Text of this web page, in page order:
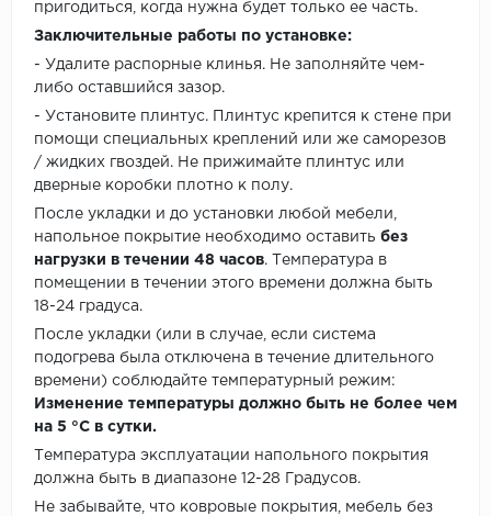
пригодиться, когда нужна будет только ее часть.
Заключительные работы по установке:
- Удалите распорные клинья. Не заполняйте чем-
либо оставшийся зазор.
- Установите плинтус. Плинтус крепится к стене при
помощи специальных креплений или же саморезов
/ жидких гвоздей. Не прижимайте плинтус или
дверные коробки плотно к полу.
После укладки и до установки любой мебели,
напольное покрытие необходимо оставить без
нагрузки в течении 48 часов. Температура в
помещении в течении этого времени должна быть
18-24 градуса.
После укладки (или в случае, если система
подогрева была отключена в течение длительного
времени) соблюдайте температурный режим:
Изменение температуры должно быть не более чем
на 5 °C в сутки.
Температура эксплуатации напольного покрытия
должна быть в диапазоне 12-28 Градусов.
Не забывайте, что ковровые покрытия, мебель без